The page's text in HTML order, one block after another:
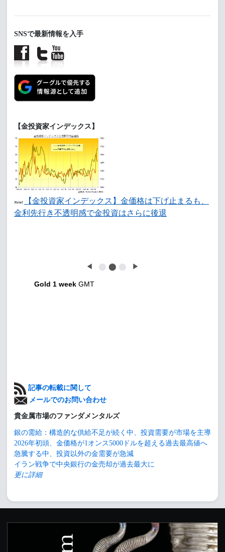
SNSで最新情報を入手
【金投資家インデックス】
New!
【金投資家インデックス】金価格は下げ止まるも、
金利先行き不透明感で金投資はさらに後退
◀ ⬤ ⬤ ⬤ ▶
Gold 1 week GMT
記事の転載に関して
メールでのお問い合わせ
貴金属市場のファンダメンタルズ
銀の需給：構造的な供給不足が続く中、投資需要が市場を主導
2026年初頭、金価格が1オンス5000ドルを超える過去最高値へ
急騰する中、投資以外の金需要が急減
イラン戦争で中央銀行の金売却が過去最大に
更に詳細